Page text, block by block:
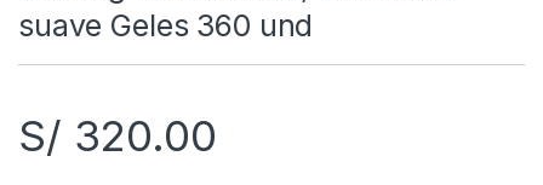
suave Geles 360 und
S/ 320.00